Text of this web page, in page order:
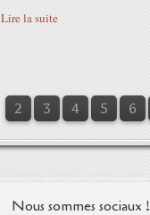
Lire la suite
2 3 4 5 6
Nous sommes sociaux !